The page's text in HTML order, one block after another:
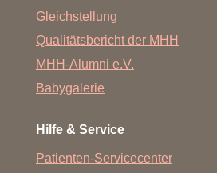
Gleichstellung
Qualitätsbericht der MHH
MHH-Alumni e.V.
Babygalerie
Hilfe & Service
Patienten-Servicecenter